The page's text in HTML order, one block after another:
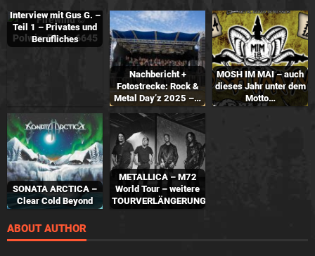
Interview mit Gus G. –
Teil 1 – Privates und
Berufliches
Nachbericht +
Fotostrecke: Rock &
Metal Day’z 2025 –…
MOSH IM MAI – auch
dieses Jahr unter dem
Motto…
SONATA ARCTICA –
Clear Cold Beyond
METALLICA – M72
World Tour – weitere
TOURVERLÄNGERUNG
ABOUT AUTHOR